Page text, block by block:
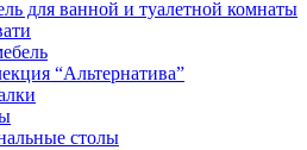
для ванной и туалетной комнаты
“Альтернатива”
столы